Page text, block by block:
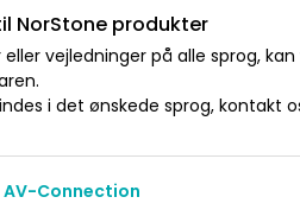
NorStone produkter
vejledninger på alle sprog,
i det ønskede sprog, kontakt
Connection